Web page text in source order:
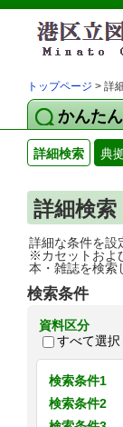
トップページ > 詳
かんた
詳細検索 典
詳細検索
詳細な条件を設
※カセットおよ
本・雑誌を検索
検索条件
資料区分
すべて選択
検索条件1
検索条件2